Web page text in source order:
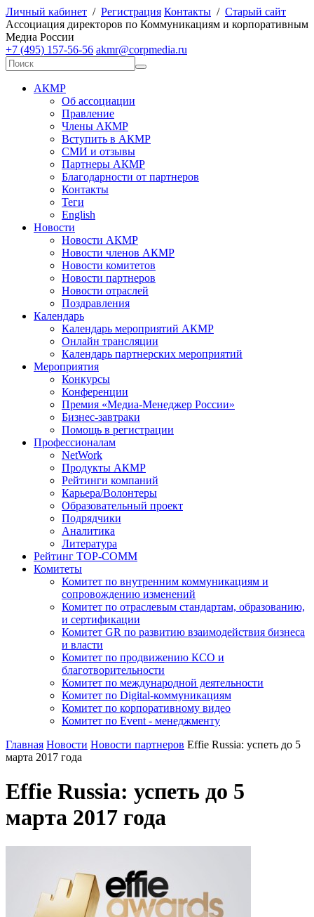
Личный кабинет / Регистрация Контакты / Старый сайт
Ассоциация директоров по Коммуникациям и корпоративным
Медиа России
+7 (495) 157-56-56 akmr@corpmedia.ru
АКМР
Об ассоциации
Правление
Члены АКМР
Вступить в АКМР
СМИ и отзывы
Партнеры АКМР
Благодарности от партнеров
Контакты
Теги
English
Новости
Новости АКМР
Новости членов АКМР
Новости комитетов
Новости партнеров
Новости отраслей
Поздравления
Календарь
Календарь мероприятий АКМР
Онлайн трансляции
Календарь партнерских мероприятий
Мероприятия
Конкурсы
Конференции
Премия «Медиа-Менеджер России»
Бизнес-завтраки
Помощь в регистрации
Профессионалам
NetWork
Продукты АКМР
Рейтинги компаний
Карьера/Волонтеры
Образовательный проект
Подрядчики
Аналитика
Литература
Рейтинг TOP-COMM
Комитеты
Комитет по внутренним коммуникациям и
сопровождению изменений
Комитет по отраслевым стандартам, образованию,
и сертификации
Комитет GR по развитию взаимодействия бизнеса
и власти
Комитет по продвижению КСО и
благотворительности
Комитет по международной деятельности
Комитет по Digital-коммуникациям
Комитет по корпоративному видео
Комитет по Event - менеджменту
Главная Новости Новости партнеров Effie Russia: успеть до 5
марта 2017 года
Effie Russia: успеть до 5
марта 2017 года